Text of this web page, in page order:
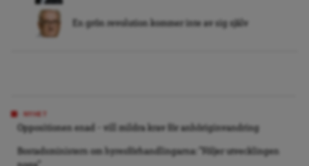
En grön revolution kommer inte av sig själv
Oppositionen enad – vill mildra krav för anhöriginvandring
Bostadsministern om hyresförhandlingarna: ”Följer utvecklingen